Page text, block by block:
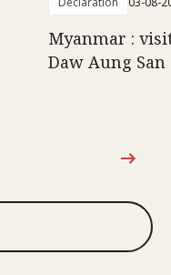
Myanmar :
Daw Aung San